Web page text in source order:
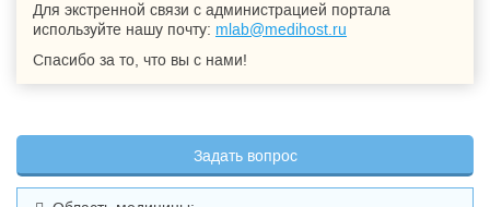
Для экстренной связи с администрацией портала
используйте нашу почту: mlab@medihost.ru
Спасибо за то, что вы с нами!
Задать вопрос